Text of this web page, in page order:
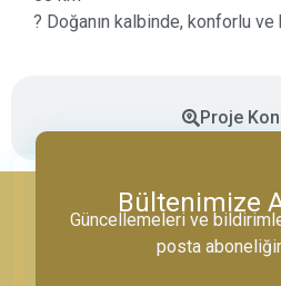
Proje
? Doğanın kalbinde, konforlu ve
Bültenimize
Güncellemeleri ve
posta